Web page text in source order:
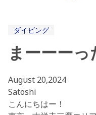
ダイビング
まーーー
August 20,2024
Satoshi
こんにちはー！